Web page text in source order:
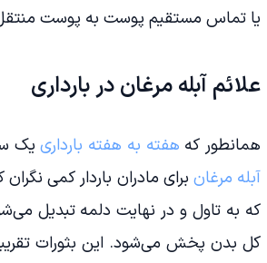
یا تماس مستقیم پوست به پوست
علائم آبله مرغان در بارداری
همانطور که هفته به هفته باردارییک
آبله مرغان برای مادران باردار کمی
که به تاول و در نهایت دلمه تبدیل